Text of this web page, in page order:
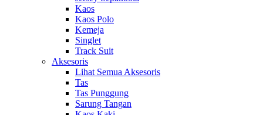
Kaos
Kaos Polo
Kemeja
Singlet
Track Suit
Aksesoris
Lihat Semua Aksesoris
Tas
Tas Punggung
Sarung Tangan